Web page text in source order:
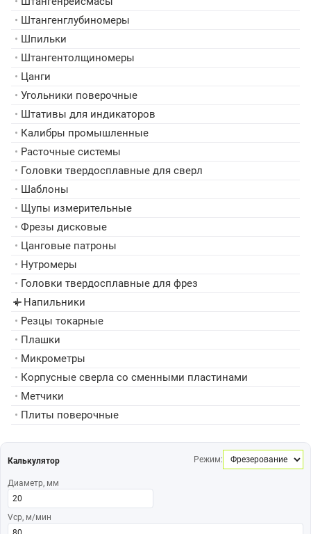
• Штангенглубиномеры
• Шпильки
• Штангентолщиномеры
• Цанги
• Угольники поверочные
• Штативы для индикаторов
• Калибры промышленные
• Расточные системы
• Головки твердосплавные для сверл
• Шаблоны
• Щупы измерительные
• Фрезы дисковые
• Цанговые патроны
• Нутромеры
• Головки твердосплавные для фрез
▸ Напильники
• Резцы токарные
• Плашки
• Микрометры
• Корпусные сверла со сменными пластинами
• Метчики
• Плиты поверочные
Калькулятор Режим:
Диаметр, мм
Vср, м/мин